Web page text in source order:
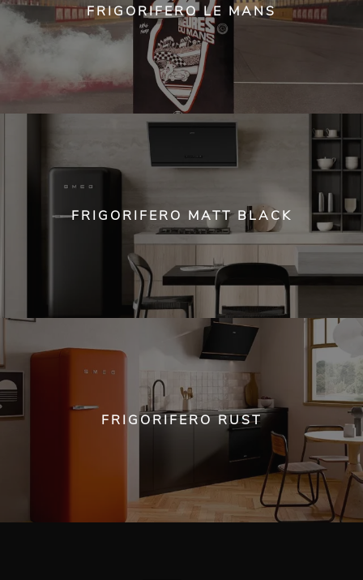
FRIGORIFERO LE MANS
FRIGORIFERO MATT BLACK
FRIGORIFERO RUST